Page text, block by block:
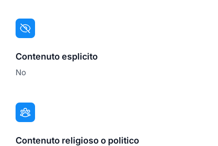
Contenuto esplicito
No
Contenuto religioso o politico